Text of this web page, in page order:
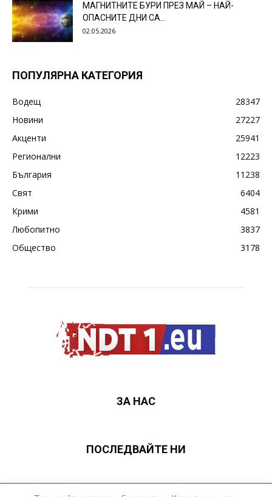
МАГНИТНИТЕ БУРИ ПРЕЗ МАЙ – НАЙ-
ОПАСНИТЕ ДНИ СА…
02.05.2026
ПОПУЛЯРНА КАТЕГОРИЯ
Водещ
28347
Новини
27227
Акценти
25941
Регионални
12223
България
11238
Свят
6404
Крими
4581
Любопитно
3837
Общество
3178
ЗА НАС
ПОСЛЕДВАЙТЕ НИ